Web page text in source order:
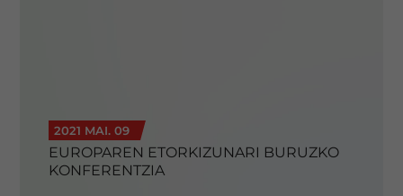
2021 MAI. 09
EUROPAREN ETORKIZUNARI BURUZKO
KONFERENTZIA